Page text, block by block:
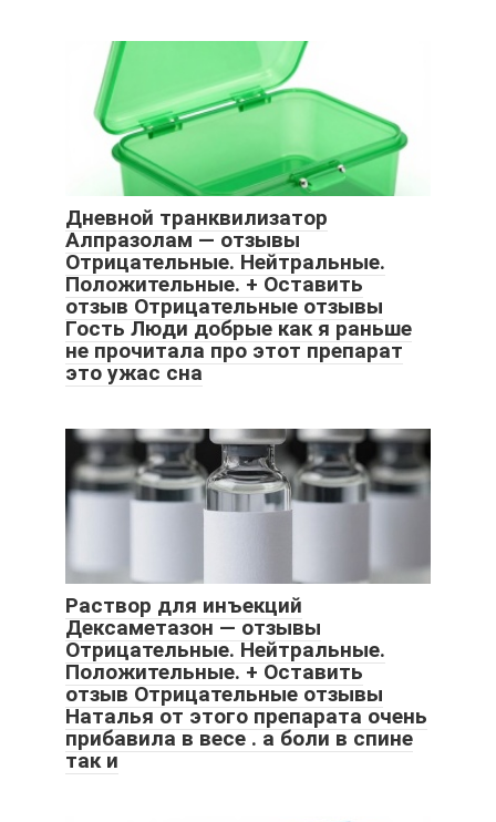
Дневной транквилизатор
Алпразолам — отзывы
Отрицательные. Нейтральные.
Положительные. + Оставить
отзыв Отрицательные отзывы
Гость Люди добрые как я раньше
не прочитала про этот препарат
это ужас сна
Раствор для инъекций
Дексаметазон — отзывы
Отрицательные. Нейтральные.
Положительные. + Оставить
отзыв Отрицательные отзывы
Наталья от этого препарата очень
прибавила в весе . а боли в спине
так и